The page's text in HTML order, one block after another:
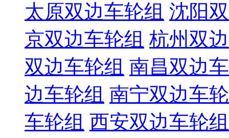
太原双边车轮组 沈阳
京双边车轮组 杭州双
双边车轮组 南昌双边
边车轮组 南宁双边车
车轮组 西安双边车轮组